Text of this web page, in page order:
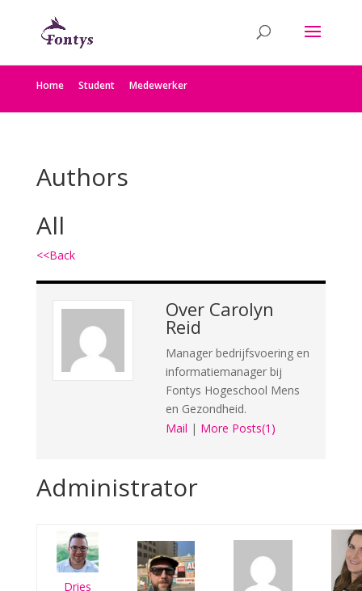
Home Student Medewerker
Authors
All
<<Back
Over Carolyn
Reid
Manager bedrijfsvoering en
informatiemanager bij
Fontys Hogeschool Mens
en Gezondheid.
Mail | More Posts(1)
Administrator
Dries